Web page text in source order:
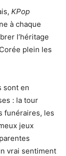
KPop
à chaque
l’héritage
plein les
sont en
: la tour
funéraires, les
jeux
vrai sentiment